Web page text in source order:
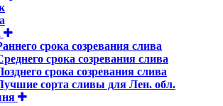
срока созревания слива
срока созревания слива
срока созревания слива
сорта сливы для Лен. обл.